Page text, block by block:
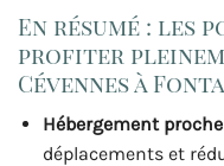
En résumé : les
profiter
Cévennes à
Hébergement
déplacements et